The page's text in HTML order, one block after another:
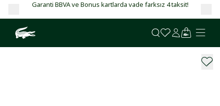
Garanti BBVA ve Bonus kartlarda vade farksız 4 taksit!